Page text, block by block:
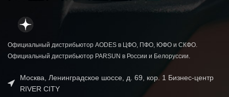
Официальный дистрибьютор AODES в ЦФО, ПФО, ЮФО и СКФО.
Официальный дистрибьютор PARSUN в России и Белоруссии.
Москва, Ленинградское шоссе, д. 69, кор. 1 Бизнес-центр
RIVER CITY